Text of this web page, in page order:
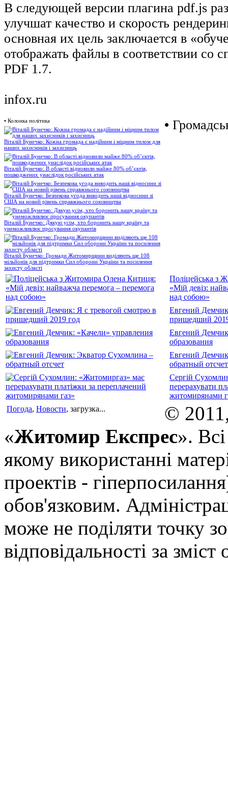
В следующей версии плагина pdf.js
улучшат качество и скорость
основная их цель заключается в
отображать файлы в соответствии со
PDF 1.7.
infox.ru
• Колонка політика
Віталій Бунечко: Кожна громада є надійним і міцним тилом для
наших захисників і захисниць
Віталій Бунечко: В області відновили майже 80% об’єктів,
пошкоджених унаслідок російських атак
Віталій Бунечко: Безпекова угода виводить наші відносини зі
США на новий рівень справжнього союзництва
Віталій Бунечко: Дякую усім, хто боронить нашу країну та
унеможливлює просування окупантів
Віталій Бунечко: Громади Житомирщини виділяють ще 108
мільйонів для підтримки Сил оборони України та посилення
захисту області
•
Поліцейська з
«Мій девіз:
над собою»
Евгений
пришедший
Евгений
образования
Евгений
обратный отсчет
Сергій
перерахувати
житомирянами
Погода, Новости, загрузка...
©
«Житомир Експрес».
якому використанні
проектів -
обов'язковим.
може не поділяти точку
відповідальності за